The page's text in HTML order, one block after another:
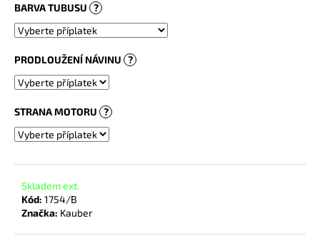
BARVA TUBUSU ?
PRODLOUŽENÍ NÁVINU ?
STRANA MOTORU ?
Skladem ext.
Kód: 1754/B
Značka: Kauber